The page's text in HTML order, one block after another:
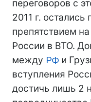
переговоров с
2011 г. остались
препятствием
России в ВТО.
между РФ и
вступления
достичь лишь 2